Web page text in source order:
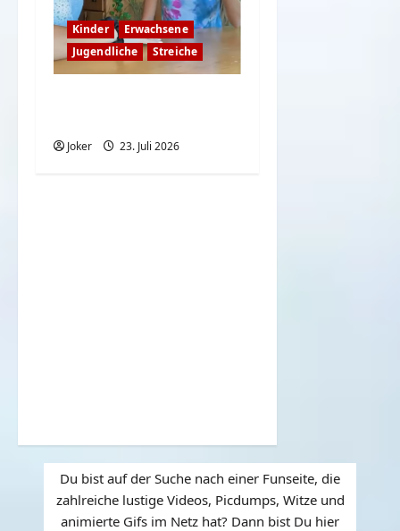
Kinder
Erwachsene
Jugendliche
Streiche
Joker 23. Juli 2026
Du bist auf der Suche nach einer Funseite, die
zahlreiche lustige Videos, Picdumps, Witze und
animierte Gifs im Netz hat? Dann bist Du hier